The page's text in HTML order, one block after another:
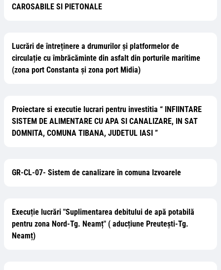
CAROSABILE SI PIETONALE
Lucrări de întreținere a drumurilor și platformelor de
circulație cu îmbrăcăminte din asfalt din porturile maritime
(zona port Constanta și zona port Midia)
Proiectare si executie lucrari pentru investitia “ INFIINTARE
SISTEM DE ALIMENTARE CU APA SI CANALIZARE, IN SAT
DOMNITA, COMUNA TIBANA, JUDETUL IASI ”
GR-CL-07- Sistem de canalizare în comuna Izvoarele
Execuție lucrări "Suplimentarea debitului de apă potabilă
pentru zona Nord-Tg. Neamț" ( aducțiune Preutești-Tg.
Neamț)